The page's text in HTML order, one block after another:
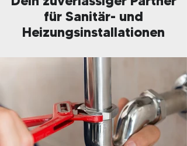
für Sanitär- und
Heizungsinstallationen